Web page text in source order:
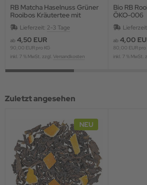
RB Matcha Haselnuss Grüner
Rooibos Kräutertee mit
Grüntee und Fruchtstücken,
aromatisiert
Lieferzeit: 2-3 Tage
ab 4,50 EUR
90,00 EUR pro KG
inkl. 7 % MwSt. zzgl. Versandkosten
Bio RB
ÖKO-006
ab 4,00
80,00 EUR pro
inkl. 7 % MwSt.
Zuletzt angesehen
NEU